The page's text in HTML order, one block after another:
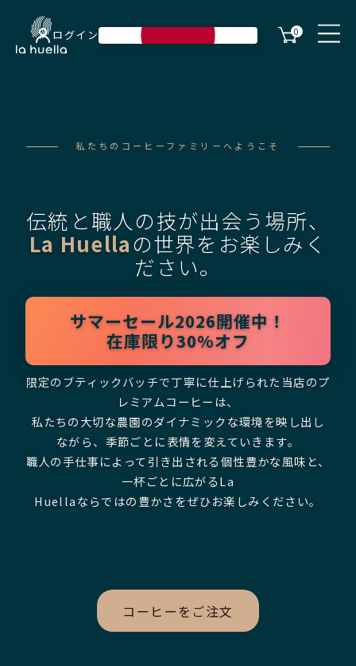
ログイン 0
私たちのコーヒーファミリーへようこそ
伝統と職人の技が出会う場所、
La Huellaの世界をお楽しみく
ださい。
サマーセール2026開催中！
在庫限り30%オフ
限定のブティックバッチで丁寧に仕上げられた当店のプ
レミアムコーヒーは、
私たちの大切な農園のダイナミックな環境を映し出し
ながら、季節ごとに表情を変えていきます。
職人の手仕事によって引き出される個性豊かな風味と、
一杯ごとに広がるLa
Huellaならではの豊かさをぜひお楽しみください。
コーヒーをご注文